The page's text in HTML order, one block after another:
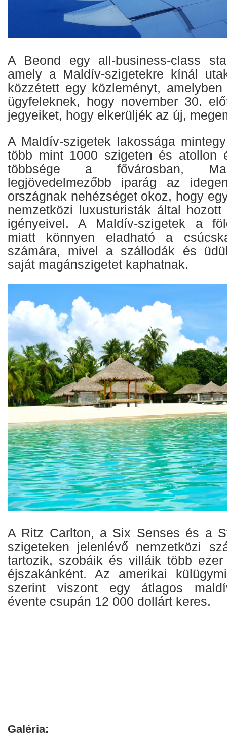
A Beond egy all-business-class
amely a Maldív-szigetekre kínál
közzétett egy közleményt,
ügyfeleknek, hogy november 30.
jegyeiket, hogy elkerüljék az új,
A Maldív-szigetek lakossága
több mint 1000 szigeten és atollon
többsége a fővárosban,
legjövedelmezőbb iparág az
országnak nehézséget okoz, hogy
nemzetközi luxusturisták által
igényeivel. A Maldív-szigetek a
miatt könnyen eladható a
számára, mivel a szállodák és
saját magánszigetet kaphatnak.
A Ritz Carlton, a Six Senses és a
szigeteken jelenlévő nemzetközi
tartozik, szobáik és villáik több ezer
éjszakánként. Az amerikai
szerint viszont egy átlagos
évente csupán 12 000 dollárt keres.
Galéria: